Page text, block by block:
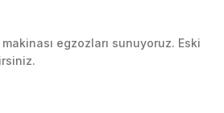
egzozları sunuyoruz. Eski
ile teslimat gerçekleştiriyoruz.